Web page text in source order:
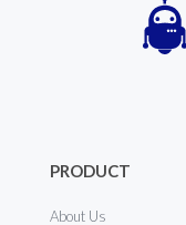
PRODUCT
About Us